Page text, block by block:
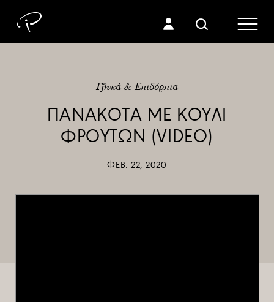
Γλυκά & Επιδόρπια
ΠΑΝΑΚΟΤΑ ΜΕ ΚΟΥΛΙ
ΦΡΟΥΤΩΝ (VIDEO)
ΦΕΒ. 22, 2020